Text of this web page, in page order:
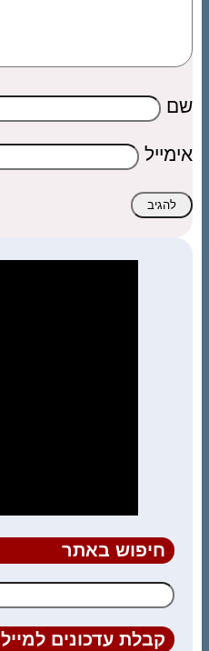
שם
אימייל
חיפוש באתר
חיפוש:
קבלת עדכונים למייל